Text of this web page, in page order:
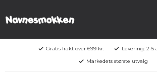
Gratis frakt over 699 kr.
Levering: 2-5
Markedets største utvalg